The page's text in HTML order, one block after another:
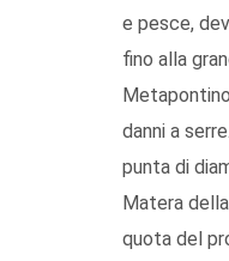
e pesce,
fino alla
danni a
punta di
Matera
quota del